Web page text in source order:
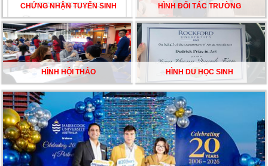
CHỨNG NHẬN TUYỂN SINH HÌNH ĐỐI TÁC TRƯỜNG
HÌNH HỘI THẢO HÌNH DU HỌC SINH